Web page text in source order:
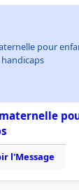
pour
handicaps
l'Message